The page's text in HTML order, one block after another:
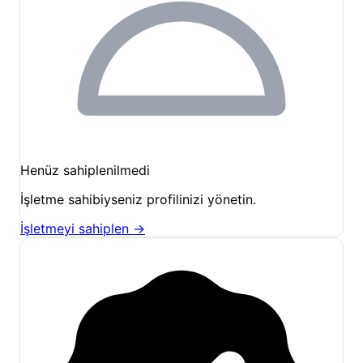
yüksekliğiyle şnorkel meraklıları için de idealdir.
Tesis içinde, zeytin ağaçlarının altında kitabınızı
okuyabilir veya akşamüzeri bar alanımızda günün
yorgunluğunu atabilirsiniz.
Çevrede keşfedebileceğiniz noktalar:
Tapınağı’nın büyüleyici manzarasını görmek için
mutlaka ziyaret etmelisiniz.
hissedildiği liman bölgesinde yürüyüş
Kadırga Koyu Sahil Yürüyüşü:
saatlerde koy boyunca yapacağınız yürüyüşler
güne zinde başlamanızı sağlar.
Yıldız Gözlemi:
Henüz sahiplenilmedi
İşletme sahibiyseniz profilinizi yönetin.
İşletmeyi sahiplen →